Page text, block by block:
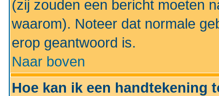
(zij zouden een bericht moeten
waarom). Noteer dat normale
erop geantwoord is.
Naar boven
Hoe kan ik een handtekening